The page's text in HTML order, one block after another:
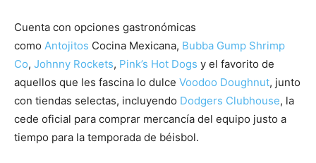
Cuenta con opciones gastronómicas
como Antojitos Cocina Mexicana, Bubba Gump Shrimp
Co, Johnny Rockets, Pink’s Hot Dogs y el favorito de
aquellos que les fascina lo dulce Voodoo Doughnut, junto
con tiendas selectas, incluyendo Dodgers Clubhouse, la
cede oficial para comprar mercancía del equipo justo a
tiempo para la temporada de béisbol.